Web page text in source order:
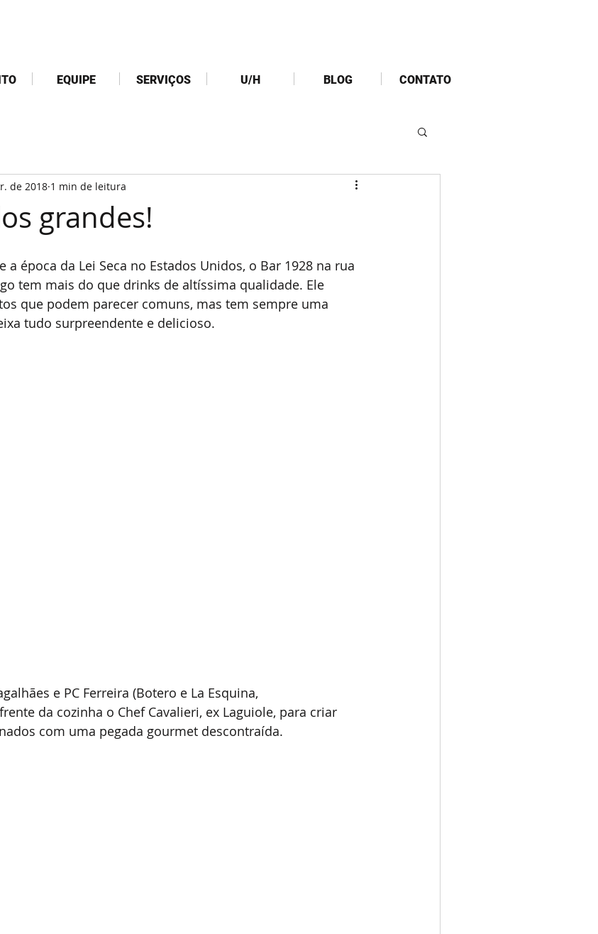
EQUIPE SERVIÇOS U/H BLOG CONTATO
grandes!
de 2018 1 min de leitura
época da Lei Seca no Estados Unidos, o Bar 1928 na rua
tem mais do que drinks de altíssima qualidade. Ele
que podem parecer comuns, mas tem sempre uma
tudo surpreendente e delicioso.
e PC Ferreira (Botero e La Esquina,
da cozinha o Chef Cavalieri, ex Laguiole, para criar
com uma pegada gourmet descontraída.